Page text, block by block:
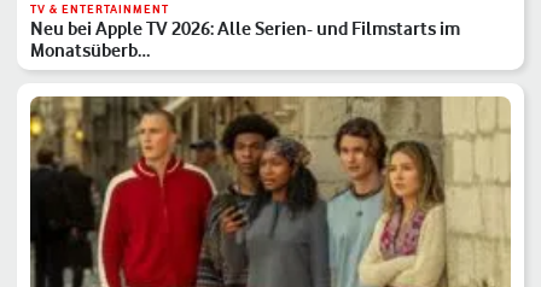
TV & ENTERTAINMENT
Neu bei Apple TV 2026: Alle Serien- und Filmstarts im
Monatsüberb…